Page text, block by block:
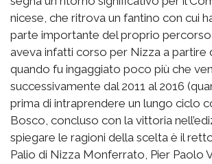
nicese, che ritrova un fantino con cui
parte importante del proprio
aveva infatti corso per Nizza a partire
quando fu ingaggiato poco più che
successivamente dal 2011 al 2016
prima di intraprendere un lungo ciclo
Bosco, concluso con la vittoria
spiegare le ragioni della scelta è il
Palio di Nizza Monferrato, Pier Paolo